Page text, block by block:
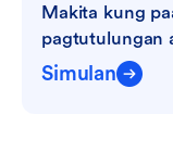
Makita kung
pagtutulungan
Simulan